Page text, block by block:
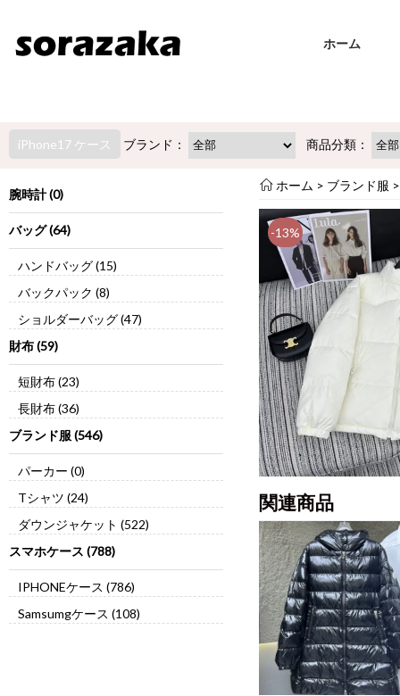
ホーム
iPhone17 ケース ブランド： 商品分類：
腕時計 (0)
バッグ (64)
ハンドバッグ (15)
バックパック (8)
ショルダーバッグ (47)
財布 (59)
短財布 (23)
長財布 (36)
ブランド服 (546)
パーカー (0)
Tシャツ (24)
ダウンジャケット (522)
スマホケース (788)
IPHONEケース (786)
Samsumgケース (108)
ホーム > ブランド服
-13%
関連商品